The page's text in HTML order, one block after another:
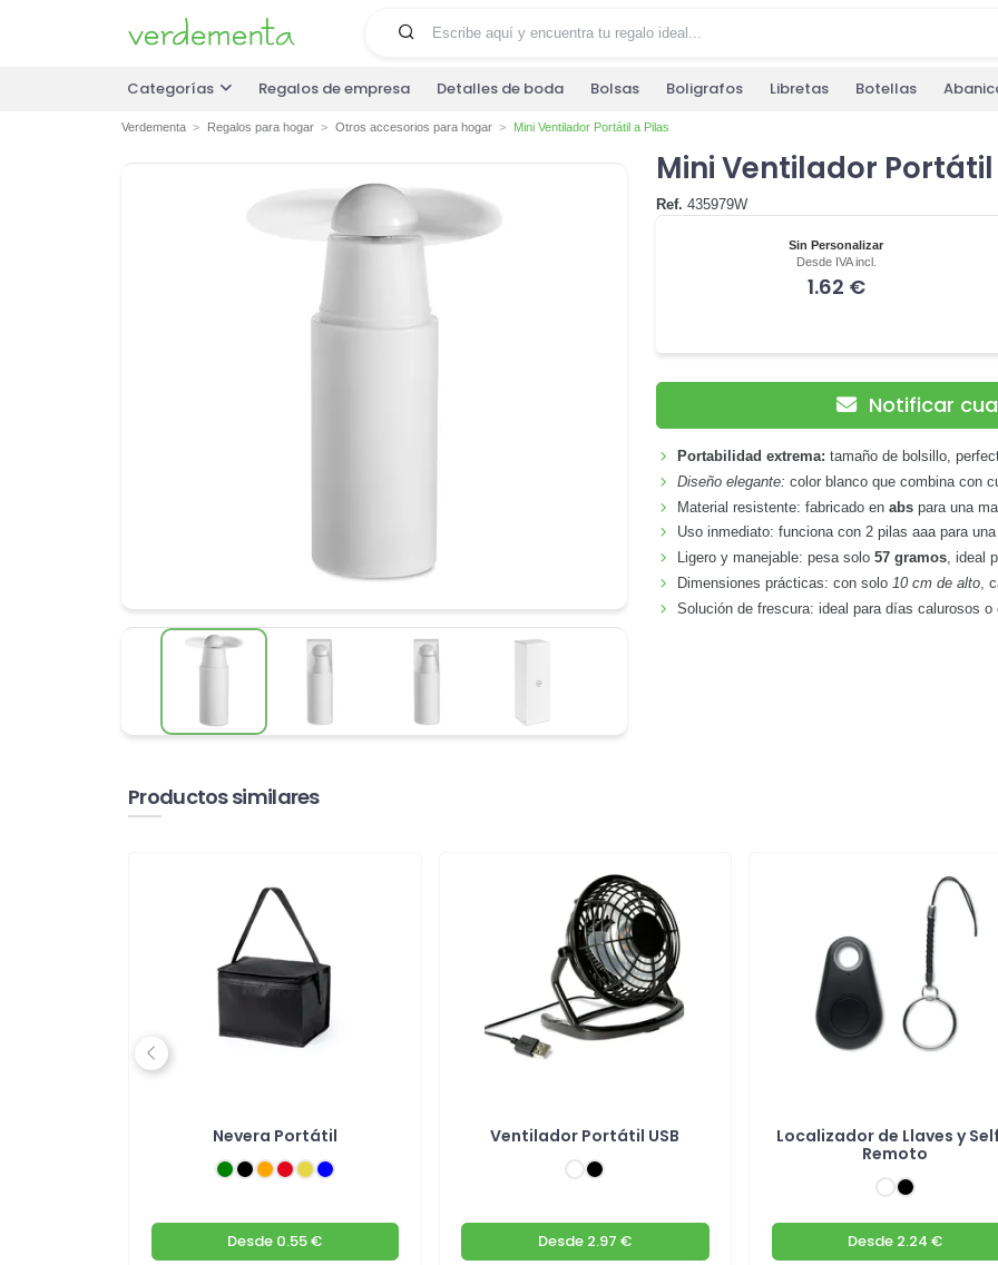
Categorías Regalos de empresa Detalles de boda Bolsas Boligrafos Libretas Botellas
Verdementa Regalos para hogar Otros accesorios para hogar Mini Ventilador Portátil a Pilas
Mini Ventilador Portátil
Ref. 435979W
Sin Personalizar
Desde IVA incl.
1.62 €
Notificar
Portabilidad extrema: tamaño de bolsillo,
Diseño elegante: color blanco que combina con
Material resistente: fabricado enabs para una
Uso inmediato: funciona con 2 pilas aaa para
Ligero y manejable: pesa solo57 gramos, ideal
Dimensiones prácticas: con solo10 cm de alto,
Solución de frescura: ideal para días calurosos
Productos similares
Nevera Portátil
Desde 0.55 €
Ventilador Portátil USB
Desde 2.97 €
Localizador de Llaves y
Remoto
Desde 2.24 €
Previous